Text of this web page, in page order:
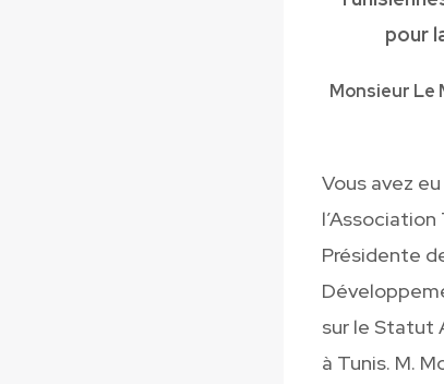
pour
Monsieur Le
Vous avez
Présidente
sur le Statut
à Tunis. M.